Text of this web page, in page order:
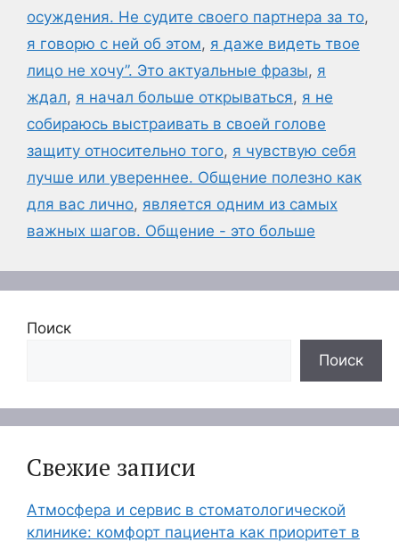
осуждения. Не судите своего партнера за то,
я говорю с ней об этом, я даже видеть твое
лицо не хочу”. Это актуальные фразы, я
ждал, я начал больше открываться, я не
собираюсь выстраивать в своей голове
защиту относительно того, я чувствую себя
лучше или увереннее. Общение полезно как
для вас лично, является одним из самых
важных шагов. Общение - это больше
Поиск
Поиск
Свежие записи
Атмосфера и сервис в стоматологической
клинике: комфорт пациента как приоритет в